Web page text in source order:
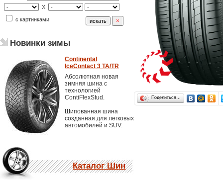
X
с картинками
Новинки зимы
Continental
IceContact 3 TA/TR
Абсолютная новая
зимняя шина с
технологией
ContiFlexStud.
Шипованная шина
созданная для легковых
автомобилей и SUV.
Каталог Шин
Поделиться…